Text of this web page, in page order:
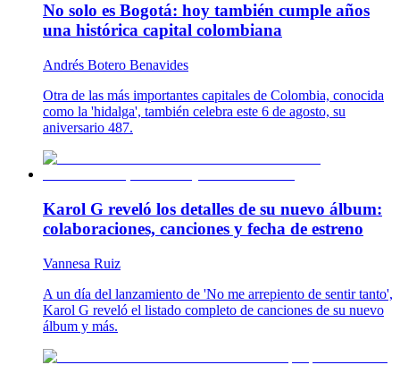
No solo es Bogotá: hoy también cumple años
una histórica capital colombiana
Andrés Botero Benavides
Otra de las más importantes capitales de Colombia, conocida
como la 'hidalga', también celebra este 6 de agosto, su
aniversario 487.
Karol G reveló los detalles de su nuevo álbum:
colaboraciones, canciones y fecha de estreno
Vannesa Ruiz
A un día del lanzamiento de 'No me arrepiento de sentir tanto',
Karol G reveló el listado completo de canciones de su nuevo
álbum y más.